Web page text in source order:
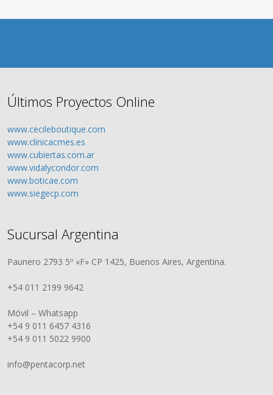
Últimos Proyectos Online
www.cecileboutique.com
www.clinicacmes.es
www.cubiertas.com.ar
www.vidalycondor.com
www.boticae.com
www.siegecp.com
Sucursal Argentina
Paunero 2793 5º «F» CP 1425, Buenos Aires, Argentina.
+54 011 2199 9642
Móvil – Whatsapp
+54 9 011 6457 4316
+54 9 011 5022 9900
info@pentacorp.net